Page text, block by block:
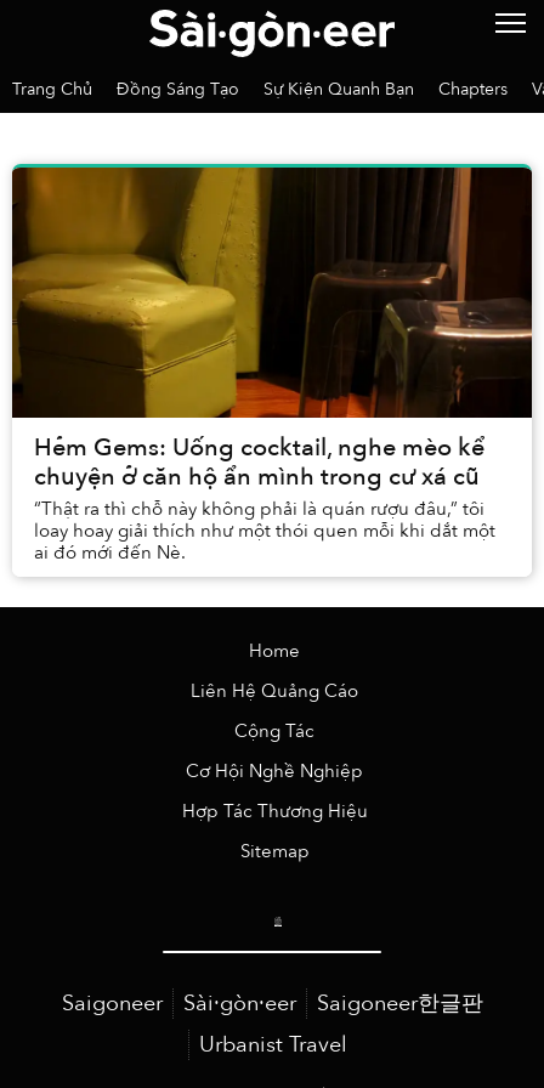
Trang Chủ Đồng Sáng Tạo Sự Kiện Quanh Bạn Chapters
Hẻm Gems: Uống cocktail, nghe mèo kể
chuyện ở căn hộ ẩn mình trong cư xá cũ
“Thật ra thì chỗ này không phải là quán rượu đâu,” tôi
loay hoay giải thích như một thói quen mỗi khi dắt một
ai đó mới đến Nè.
Home
Liên Hệ Quảng Cáo
Cộng Tác
Cơ Hội Nghề Nghiệp
Hợp Tác Thương Hiệu
Sitemap
Saigoneer Sài·gòn·eer
Saigoneer한글판
Urbanist Travel